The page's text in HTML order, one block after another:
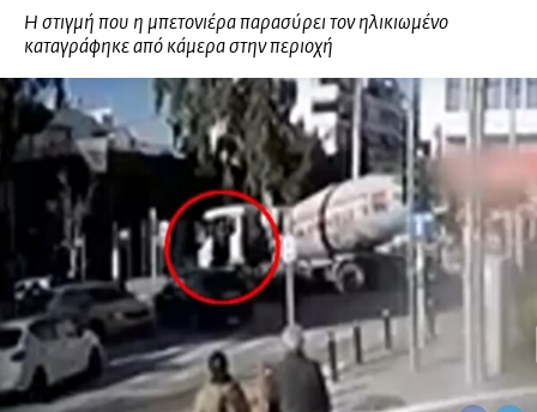
Η στιγμή που η μπετονιέρα παρασύρει τον ηλικιωμένο
καταγράφηκε από κάμερα στην περιοχή